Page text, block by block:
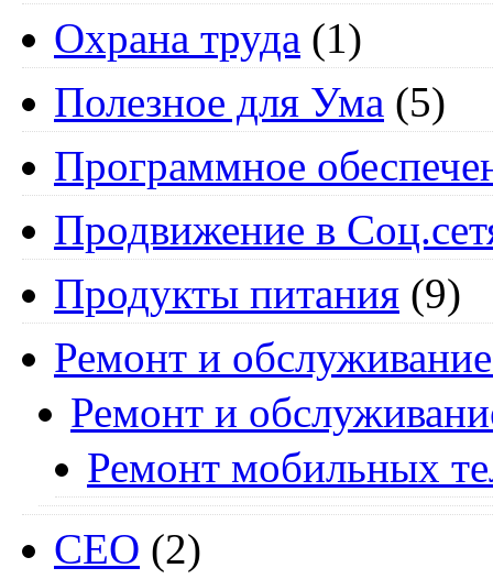
Охрана труда (1)
Полезное для Ума (5)
Программное
Продвижение в
Продукты питания (9)
Ремонт и
Ремонт и
Ремонт мобильных
СЕО (2)